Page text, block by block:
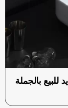
بالجملة